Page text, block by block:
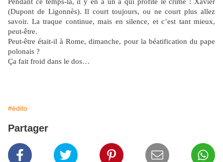
(Dupont de Ligonnès). Il court toujours, ou ne court plus allez
savoir. La traque continue, mais en silence, et c’est tant mieux,
peut-être.
Peut-être était-il à Rome, dimanche, pour la béatification du pape
polonais ?
Ça fait froid dans le dos…
#édito
Partager